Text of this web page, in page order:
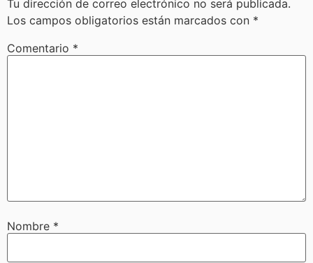
Tu dirección de correo electrónico no será publicada.
Los campos obligatorios están marcados con *
Comentario *
Nombre *